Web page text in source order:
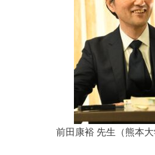
前田康裕 先生（熊本大